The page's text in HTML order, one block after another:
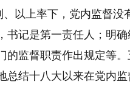
、以上率下，党内监督没
书记是第一责任人；明确
的监督职责作出规定等。
总结十八大以来在党内监